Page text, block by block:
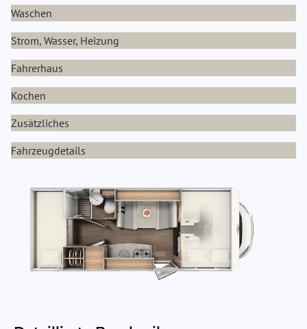
Waschen
Strom, Wasser, Heizung
Fahrerhaus
Kochen
Zusätzliches
Fahrzeugdetails